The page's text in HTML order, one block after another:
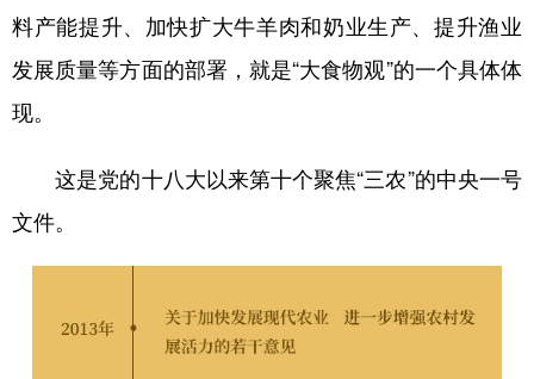
料产能提升、加快扩大牛羊肉和奶业生产、提升渔业
发展质量等方面的部署，就是“大食物观”的一个具体体
现。
这是党的十八大以来第十个聚焦“三农”的中央一号
文件。